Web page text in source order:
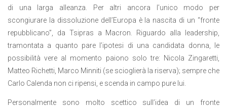
di una larga alleanza. Per altri ancora l’unico modo per
scongiurare la dissoluzione dell’Europa è la nascita di un “fronte
repubblicano”, da Tsipras a Macron. Riguardo alla leadership,
tramontata a quanto pare l’ipotesi di una candidata donna, le
possibilità vere al momento paiono solo tre: Nicola Zingaretti,
Matteo Richetti, Marco Minniti (se scioglierà la riserva); sempre che
Carlo Calenda non ci ripensi, e scenda in campo pure lui.
Personalmente sono molto scettico sull’idea di un fronte